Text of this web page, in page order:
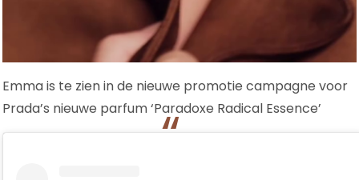
Emma is te zien in de nieuwe promotie campagne voor
Prada’s nieuwe parfum ‘Paradoxe Radical Essence’